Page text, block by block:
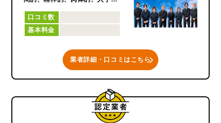
面でもご家族様の力だけでは支
えきれないのが現状です。弊社
では残された遺品を処分するだ
ご供養することによってご遺族
様が前を向けるように、心を込
また、故人様のお宅のご近所様
にもご迷惑をかけないよう、ご
対応させていただきます。
口コミ数
基本料金
業者詳細・口コミはこちら